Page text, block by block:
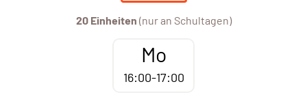
20 Einheiten (nur an Schultagen)
Mo
16:00-17:00